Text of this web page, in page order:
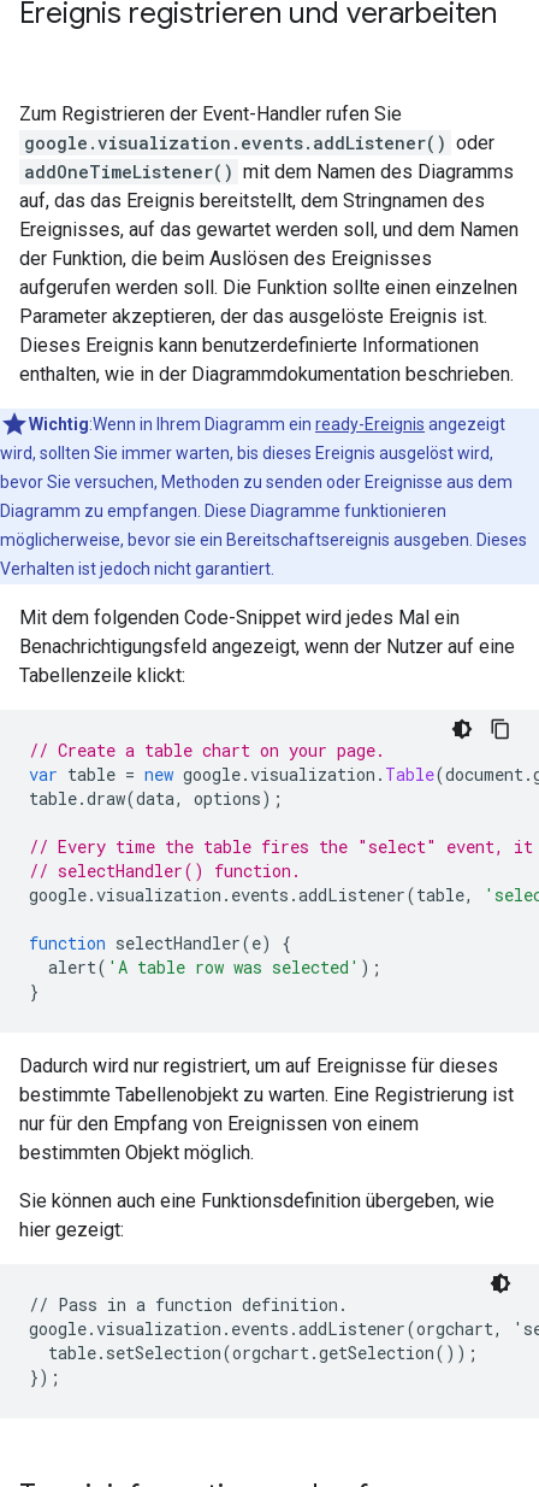
Ereignis registrieren und verarbeiten
Zum Registrieren der Event-Handler rufen Sie
google.visualization.events.addListener() oder
addOneTimeListener() mit dem Namen des Diagramms
auf, das das Ereignis bereitstellt, dem Stringnamen des
Ereignisses, auf das gewartet werden soll, und dem Namen
der Funktion, die beim Auslösen des Ereignisses
aufgerufen werden soll. Die Funktion sollte einen einzelnen
Parameter akzeptieren, der das ausgelöste Ereignis ist.
Dieses Ereignis kann benutzerdefinierte Informationen
enthalten, wie in der Diagrammdokumentation beschrieben.
Wichtig:Wenn in Ihrem Diagramm ein ready-Ereignis angezeigt
wird, sollten Sie immer warten, bis dieses Ereignis ausgelöst wird,
bevor Sie versuchen, Methoden zu senden oder Ereignisse aus dem
Diagramm zu empfangen. Diese Diagramme funktionieren
möglicherweise, bevor sie ein Bereitschaftsereignis ausgeben. Dieses
Verhalten ist jedoch nicht garantiert.
Mit dem folgenden Code-Snippet wird jedes Mal ein
Benachrichtigungsfeld angezeigt, wenn der Nutzer auf eine
Tabellenzeile klickt:
// Create a table chart on your page.
var table = new google.visualization . Table(document.
table.draw(data, options);
// Every time the table fires the "select" event, it
// selectHandler() function.
google.visualization . events .addListener(table,
function selectHandler(e)
{
alert( 'A table row was selected' );
}
Dadurch wird nur registriert, um auf Ereignisse für dieses
bestimmte Tabellenobjekt zu warten. Eine Registrierung ist
nur für den Empfang von Ereignissen von einem
bestimmten Objekt möglich.
Sie können auch eine Funktionsdefinition übergeben, wie
hier gezeigt:
// Pass in a function definition.
google.visualization.events.addListener(orgchart,
  table.setSelection(orgchart.getSelection());